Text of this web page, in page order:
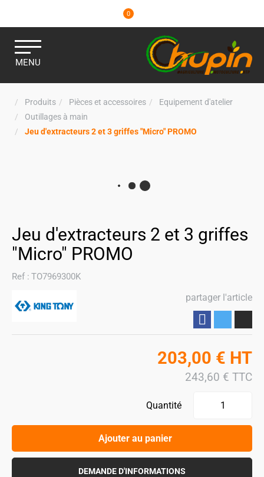
0
MENU
Produits Pièces et accessoires
Equipement d'atelier
Outillages à main
Jeu d'extracteurs 2 et 3 griffes "Micro" PROMO
Jeu d'extracteurs 2 et 3 griffes
"Micro" PROMO
Ref : TO7969300K
partager l'article
203,00 € HT
243,60 € TTC
Quantité
Ajouter au panier
DEMANDE D'INFORMATIONS